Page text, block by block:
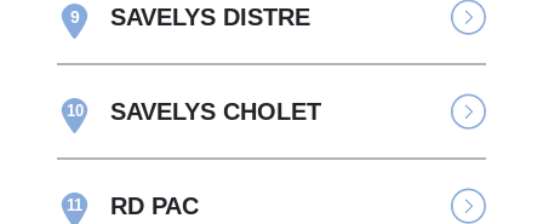
9 SAVELYS DISTRE
10 SAVELYS CHOLET
11 RD PAC